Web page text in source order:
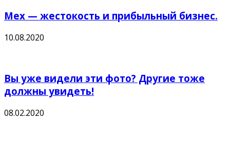
Мех — жестокость и прибыльный бизнес.
10.08.2020
Вы уже видели эти фото? Другие тоже
должны увидеть!
08.02.2020